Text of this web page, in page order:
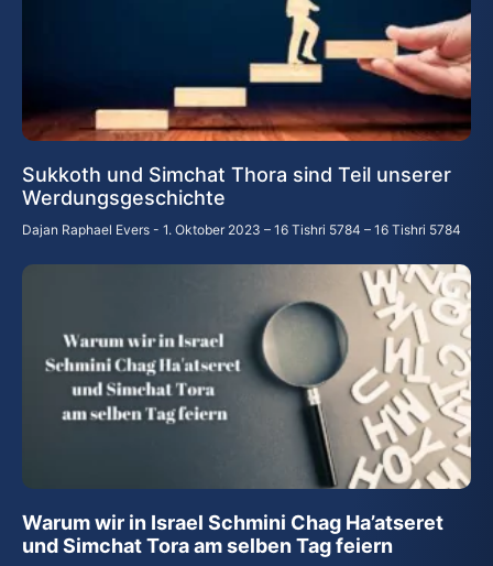
Sukkoth und Simchat Thora sind Teil unserer
Werdungsgeschichte
Dajan Raphael Evers 1. Oktober 2023 – 16 Tishri 5784 – 16 Tishri 5784
Warum wir in Israel Schmini Chag Ha’atseret
und Simchat Tora am selben Tag feiern